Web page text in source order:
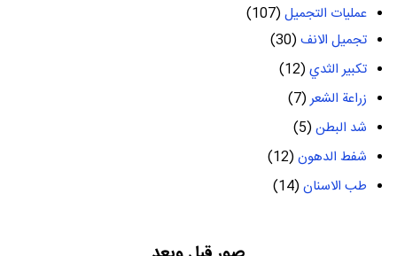
عمليات التجميل(107)
تجميل الانف(30)
تكبير الثدي(12)
زراعة الشعر(7)
شد البطن(5)
شفط الدهون(12)
طب الاسنان(14)